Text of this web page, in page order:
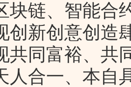
块链、智能合
创新创意创造
共同富裕、共
人合一、本自